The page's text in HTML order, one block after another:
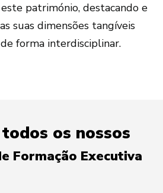
património, destacando e
suas dimensões tangíveis
forma interdisciplinar.
os nossos
Formação Executiva